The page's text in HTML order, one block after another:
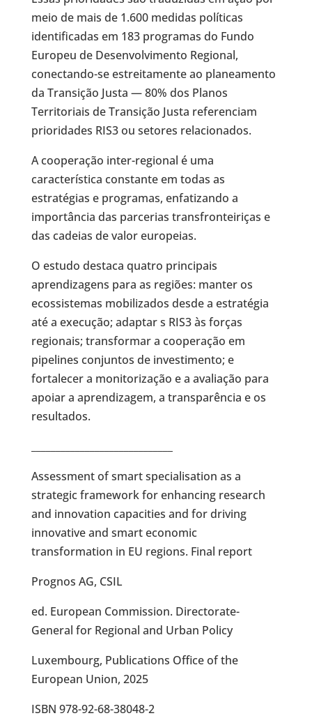
meio de mais de 1.600 medidas políticas
identificadas em 183 programas do Fundo
Europeu de Desenvolvimento Regional,
conectando-se estreitamente ao planeamento
da Transição Justa — 80% dos Planos
Territoriais de Transição Justa referenciam
prioridades RIS3 ou setores relacionados.
A cooperação inter-regional é uma
característica constante em todas as
estratégias e programas, enfatizando a
importância das parcerias transfronteiriças e
das cadeias de valor europeias.
O estudo destaca quatro principais
aprendizagens para as regiões: manter os
ecossistemas mobilizados desde a estratégia
até a execução; adaptar s RIS3 às forças
regionais; transformar a cooperação em
pipelines conjuntos de investimento; e
fortalecer a monitorização e a avaliação para
apoiar a aprendizagem, a transparência e os
resultados.
Assessment of smart specialisation as a
strategic framework for enhancing research
and innovation capacities and for driving
innovative and smart economic
transformation in EU regions. Final report
Prognos AG, CSIL
ed. European Commission. Directorate-
General for Regional and Urban Policy
Luxembourg, Publications Office of the
European Union, 2025
ISBN 978-92-68-38048-2